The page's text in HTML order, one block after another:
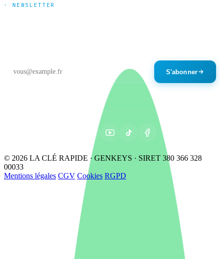
· NEWSLETTER
S'abonner
© 2026 LA CLÉ RAPIDE · GENKEYS · SIRET 380 366 328
00033
Mentions légales CGV Cookies RGPD